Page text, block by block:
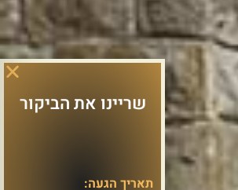
שריינו את הביקור
תאריך הגעה: